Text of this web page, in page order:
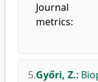
Journal
metrics:
5.Győri, Z.: